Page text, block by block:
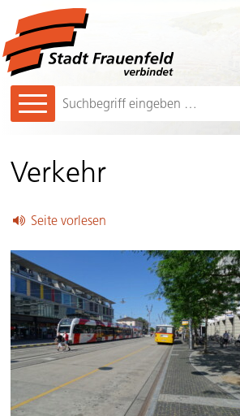
Navigieren in
Schnellnavigation
Hauptnavigation
Suchbegriff
Verkehr
Seite vorlesen